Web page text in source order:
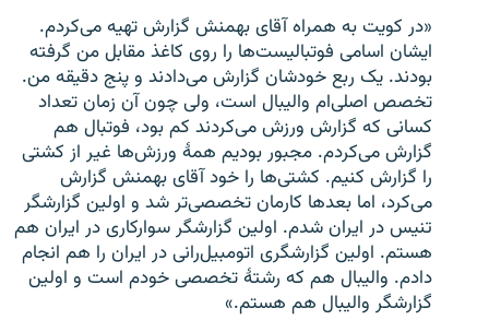
«در کویت به همراه آقای بهمنش گزارش تهیه می‌کردم.
ایشان اسامی فوتبالیست‌ها را روی کاغذ مقابل من گرفته
بودند. یک ربع خودشان گزارش می‌دادند و پنج دقیقه من.
تخصص اصلی‌ام والیبال است، ولی چون آن زمان تعداد
کسانی که گزارش ورزش می‌کردند کم بود، فوتبال هم
گزارش می‌کردم. مجبور بودیم همهٔ ورزش‌ها غیر از کشتی
را گزارش کنیم. کشتی‌ها را خود آقای بهمنش گزارش
می‌کرد، اما بعدها کارمان تخصصی‌تر شد و اولین گزارشگر
تنیس در ایران شدم. اولین گزارشگر سوارکاری در ایران هم
هستم. اولین گزارشگری اتومبیل‌رانی در ایران را هم انجام
دادم. والیبال هم که رشتهٔ تخصصی خودم است و اولین
گزارشگر والیبال هم هستم.»